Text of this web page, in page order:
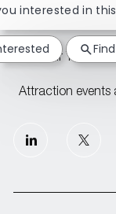
Join our Talent
Attraction events
follow
interested in